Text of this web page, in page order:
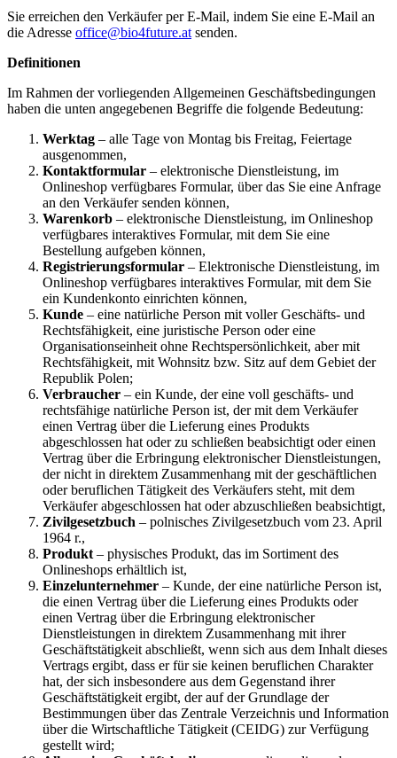
Sie erreichen den Verkäufer per E-Mail, indem Sie eine E-Mail an
die Adresse office@bio4future.at senden.
Definitionen
Im Rahmen der vorliegenden Allgemeinen Geschäftsbedingungen
haben die unten angegebenen Begriffe die folgende Bedeutung:
Werktag – alle Tage von Montag bis Freitag, Feiertage
ausgenommen,
Kontaktformular – elektronische Dienstleistung, im
Onlineshop verfügbares Formular, über das Sie eine Anfrage
an den Verkäufer senden können,
Warenkorb – elektronische Dienstleistung, im Onlineshop
verfügbares interaktives Formular, mit dem Sie eine
Bestellung aufgeben können,
Registrierungsformular – Elektronische Dienstleistung, im
Onlineshop verfügbares interaktives Formular, mit dem Sie
ein Kundenkonto einrichten können,
Kunde – eine natürliche Person mit voller Geschäfts- und
Rechtsfähigkeit, eine juristische Person oder eine
Organisationseinheit ohne Rechtspersönlichkeit, aber mit
Rechtsfähigkeit, mit Wohnsitz bzw. Sitz auf dem Gebiet der
Republik Polen;
Verbraucher – ein Kunde, der eine voll geschäfts- und
rechtsfähige natürliche Person ist, der mit dem Verkäufer
einen Vertrag über die Lieferung eines Produkts
abgeschlossen hat oder zu schließen beabsichtigt oder einen
Vertrag über die Erbringung elektronischer Dienstleistungen,
der nicht in direktem Zusammenhang mit der geschäftlichen
oder beruflichen Tätigkeit des Verkäufers steht, mit dem
Verkäufer abgeschlossen hat oder abzuschließen beabsichtigt,
Zivilgesetzbuch – polnisches Zivilgesetzbuch vom 23. April
1964 r.,
Produkt – physisches Produkt, das im Sortiment des
Onlineshops erhältlich ist,
Einzelunternehmer – Kunde, der eine natürliche Person ist,
die einen Vertrag über die Lieferung eines Produkts oder
einen Vertrag über die Erbringung elektronischer
Dienstleistungen in direktem Zusammenhang mit ihrer
Geschäftstätigkeit abschließt, wenn sich aus dem Inhalt dieses
Vertrags ergibt, dass er für sie keinen beruflichen Charakter
hat, der sich insbesondere aus dem Gegenstand ihrer
Geschäftstätigkeit ergibt, der auf der Grundlage der
Bestimmungen über das Zentrale Verzeichnis und Information
über die Wirtschaftliche Tätigkeit (CEIDG) zur Verfügung
gestellt wird;